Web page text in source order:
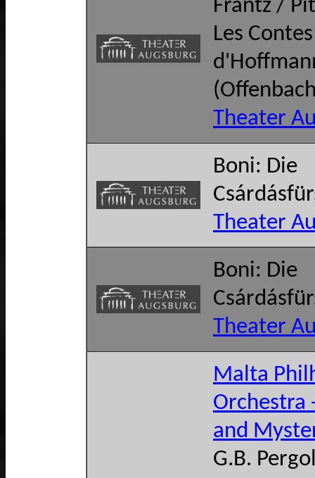
Frantz /
Les Contes
Theater
Boni: Die
Theater
Boni: Die
Theater
Malta
Orchestra
and
G.B.